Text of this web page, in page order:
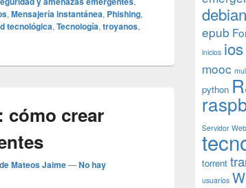
, Mensajería instantánea, Phishing,
tecnológica, Tecnología, troyanos,
cómo crear
Mateos Jaime—No hay
debian
epub
inicios ios
mooc
python
Servidor Web
torrent
usuarios